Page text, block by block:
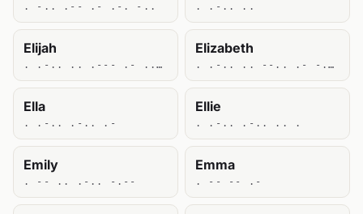
. -.. .-- .- .-. -.. . .-.. ..
Elijah
. .-.. .. .--- .- ....
Elizabeth
. .-.. .. --.. .- -... . - ....
Ella
. .-.. .-.. .-
Ellie
. .-.. .-.. .. .
Emily
. -- .. .-.. -.--
Emma
. -- -- .-